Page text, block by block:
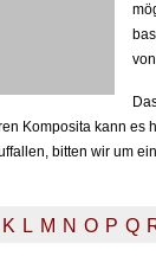
Komposita kann es
bitten wir um
K L M N O P Q